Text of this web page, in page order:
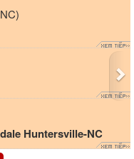
Huntersville-NC